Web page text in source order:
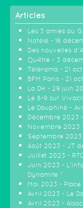
Articles
Les 3 amies au
Notélé - 16
Des nouvelles
Qu4tre - 3
Télérama - 21
BFM Paris - 21
La DH - 29 juin
Le 8-9 sur
Le Dauphiné -
Décembre 2023
Novembre 2023
Septembre 2023
Août 2023 - JT
Juillet 2023 -
Juin 2023 -
Dynamite "
Mai 2023 -
Avril 2023 - Le
Avril 2023 -